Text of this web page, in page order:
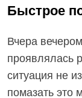
Быстрое
Вчера
проявлялась
ситуация не
помазать это